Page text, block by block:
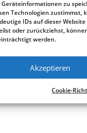
Geräteinformationen zu
Technologien zustimmst,
IDs auf dieser
oder zurückziehst,
werden.
Akzeptieren
Cookie-